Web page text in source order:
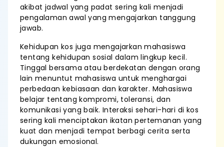
akibat jadwal yang padat sering kali menjadi
pengalaman awal yang mengajarkan tanggung
jawab.
Kehidupan kos juga mengajarkan mahasiswa
tentang kehidupan sosial dalam lingkup kecil.
Tinggal bersama atau berdekatan dengan orang
lain menuntut mahasiswa untuk menghargai
perbedaan kebiasaan dan karakter. Mahasiswa
belajar tentang kompromi, toleransi, dan
komunikasi yang baik. Interaksi sehari-hari di kos
sering kali menciptakan ikatan pertemanan yang
kuat dan menjadi tempat berbagi cerita serta
dukungan emosional.